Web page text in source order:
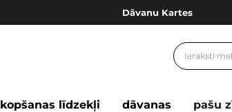
Dāvanu Kartes
Bezmaskas piegāde no 49,00 €
kopšanas līdzekļi dāvanas pašu